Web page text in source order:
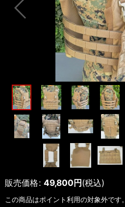
販売価格: 49,800円(税込)
この商品はポイント利用の対象外です。